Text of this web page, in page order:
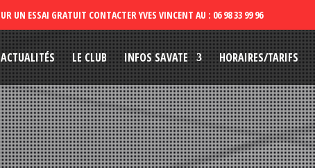
ACTUALITÉS LE CLUB INFOS SAVATE HORAIRES/TARIFS